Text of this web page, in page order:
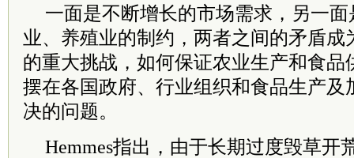
一面是不断增长的市场需求，另一
业、养殖业的制约，两者之间的矛盾成
的重大挑战，如何保证农业生产和食品
摆在各国政府、行业组织和食品生产及
决的问题。
Hemmes指出，由于长期过度毁草开